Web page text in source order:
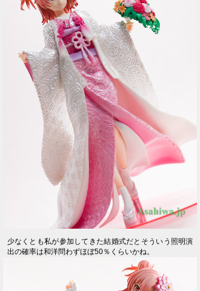
少なくとも私が参加してきた結婚式だとそういう照明演
出の確率は和洋問わずほぼ50％くらいかね。